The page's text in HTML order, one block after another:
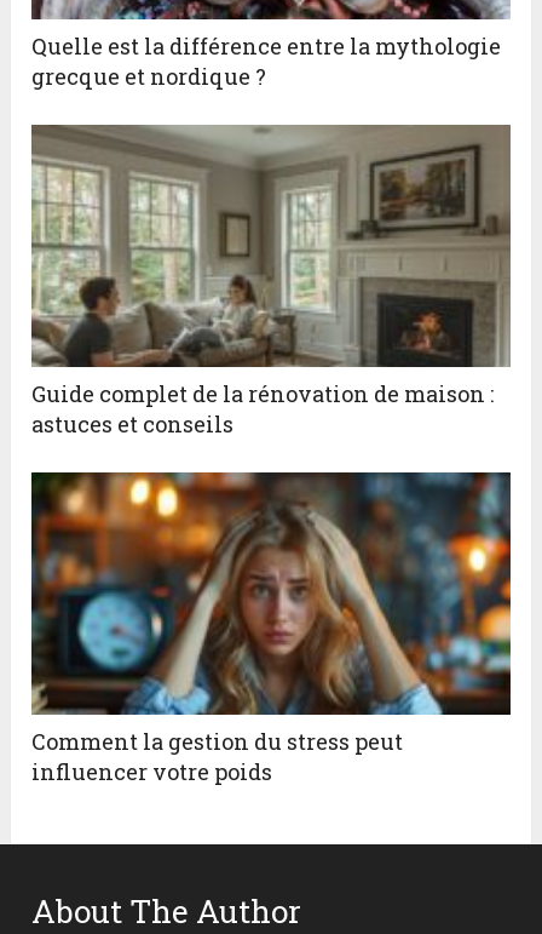
Quelle est la différence entre la mythologie
grecque et nordique ?
Guide complet de la rénovation de maison :
astuces et conseils
Comment la gestion du stress peut
influencer votre poids
About The Author